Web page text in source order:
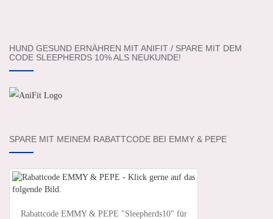
HUND GESUND ERNÄHREN MIT ANIFIT / SPARE MIT DEM
CODE SLEEPHERDS 10% ALS NEUKUNDE!
SPARE MIT MEINEM RABATTCODE BEI EMMY & PEPE
Rabattcode EMMY & PEPE "Sleepherds10" für